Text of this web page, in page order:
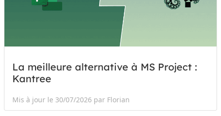
La meilleure alternative à MS Project :
Kantree
Mis à jour le 30/07/2026 par Florian